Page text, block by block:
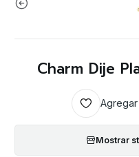
Charm Dije
Mostrar